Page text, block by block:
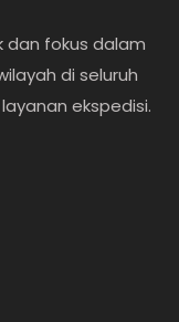
dan fokus dalam
di seluruh
ekspedisi.